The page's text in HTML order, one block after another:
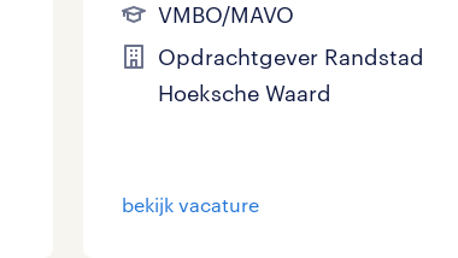
VMBO/MAVO
Opdrachtgever Randstad
Hoeksche Waard
bekijk vacature